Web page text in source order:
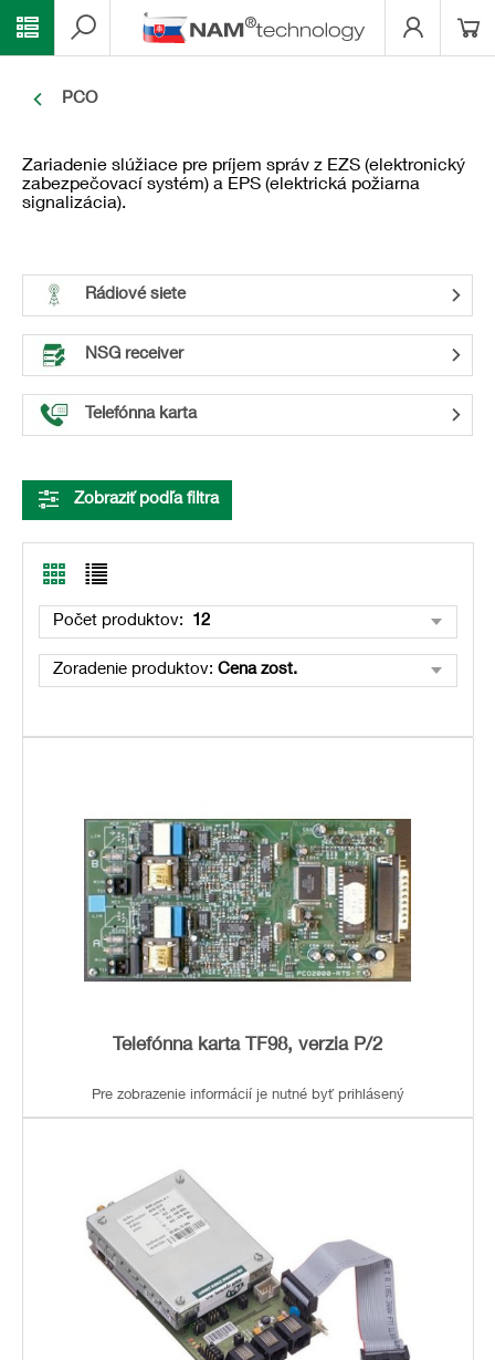
PCO
Zariadenie slúžiace pre príjem správ z EZS (elektronický
zabezpečovací systém) a EPS (elektrická požiarna
signalizácia).
Rádiové siete
NSG receiver
Telefónna karta
Zobraziť podľa filtra
Počet produktov: 12
Zoradenie produktov: Cena zost.
Telefónna karta TF98, verzia P/2
Pre zobrazenie informácií je nutné byť prihlásený